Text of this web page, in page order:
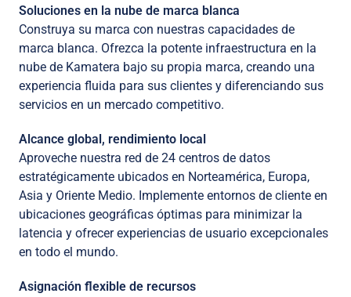
Soluciones en la nube de marca blanca
Construya su marca con nuestras capacidades de
marca blanca. Ofrezca la potente infraestructura en la
nube de Kamatera bajo su propia marca, creando una
experiencia fluida para sus clientes y diferenciando sus
servicios en un mercado competitivo.
Alcance global, rendimiento local
Aproveche nuestra red de 24 centros de datos
estratégicamente ubicados en Norteamérica, Europa,
Asia y Oriente Medio. Implemente entornos de cliente en
ubicaciones geográficas óptimas para minimizar la
latencia y ofrecer experiencias de usuario excepcionales
en todo el mundo.
Asignación flexible de recursos